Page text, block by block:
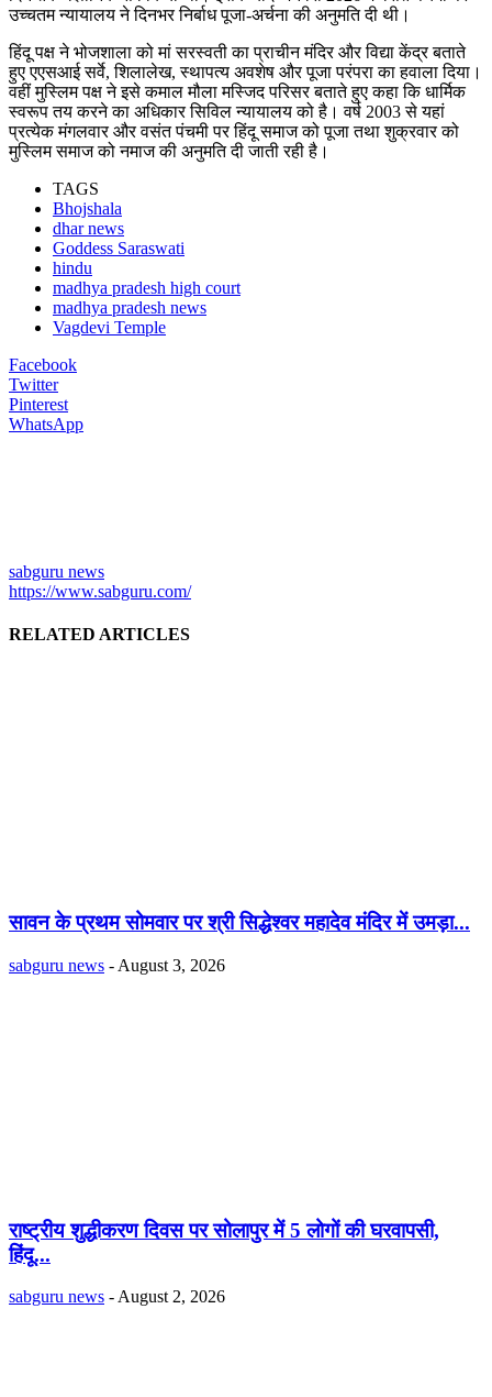
उच्चतम न्यायालय ने दिनभर निर्बाध पूजा-अर्चना की अनुमति दी थी।
हिंदू पक्ष ने भोजशाला को मां सरस्वती का प्राचीन मंदिर और विद्या केंद्र बताते
हुए एएसआई सर्वे, शिलालेख, स्थापत्य अवशेष और पूजा परंपरा का हवाला दिया।
वहीं मुस्लिम पक्ष ने इसे कमाल मौला मस्जिद परिसर बताते हुए कहा कि धार्मिक
स्वरूप तय करने का अधिकार सिविल न्यायालय को है। वर्ष 2003 से यहां
प्रत्येक मंगलवार और वसंत पंचमी पर हिंदू समाज को पूजा तथा शुक्रवार को
मुस्लिम समाज को नमाज की अनुमति दी जाती रही है।
TAGS
Bhojshala
dhar news
Goddess Saraswati
hindu
madhya pradesh high court
madhya pradesh news
Vagdevi Temple
Facebook
Twitter
Pinterest
WhatsApp
sabguru news
https://www.sabguru.com/
RELATED ARTICLES
सावन के प्रथम सोमवार पर श्री सिद्धेश्वर महादेव मंदिर में उमड़ा...
sabguru news - August 3, 2026
राष्ट्रीय शुद्धीकरण दिवस पर सोलापुर में 5 लोगों की घरवापसी,
हिंदू...
sabguru news - August 2, 2026